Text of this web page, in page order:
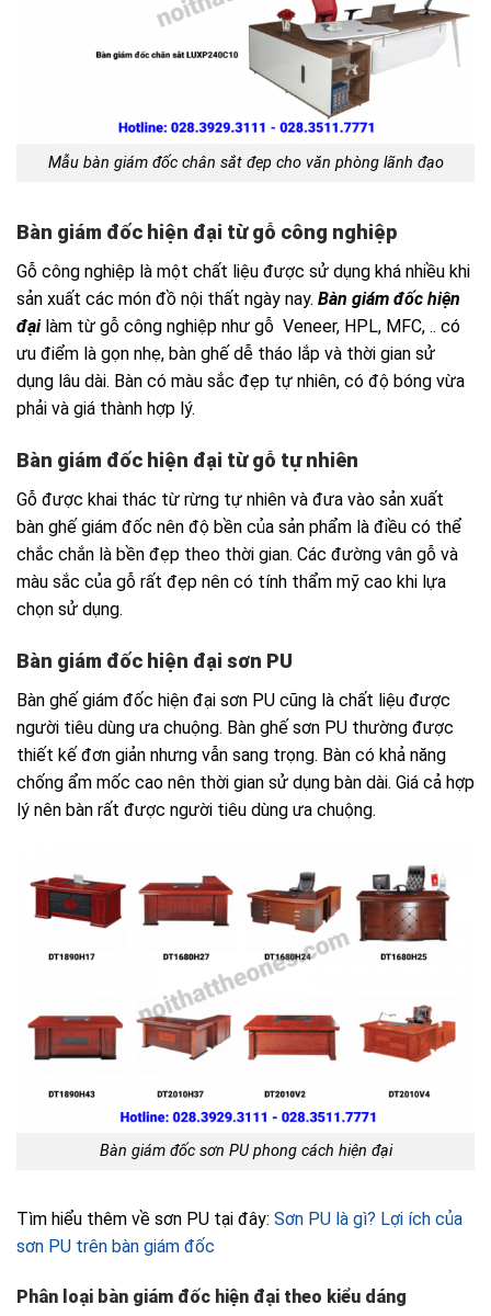
Mẫu bàn giám đốc chân sắt đẹp cho văn phòng lãnh đạo
Bàn giám đốc hiện đại từ gỗ công nghiệp
Gỗ công nghiệp là một chất liệu được sử dụng khá nhiều khi
sản xuất các món đồ nội thất ngày nay. Bàn giám đốc hiện
đạilàm từ gỗ công nghiệp như gỗ Veneer, HPL, MFC, .. có
ưu điểm là gọn nhẹ, bàn ghế dễ tháo lắp và thời gian sử
dụng lâu dài. Bàn có màu sắc đẹp tự nhiên, có độ bóng vừa
phải và giá thành hợp lý.
Bàn giám đốc hiện đại từ gỗ tự nhiên
Gỗ được khai thác từ rừng tự nhiên và đưa vào sản xuất
bàn ghế giám đốc nên độ bền của sản phẩm là điều có thể
chắc chắn là bền đẹp theo thời gian. Các đường vân gỗ và
màu sắc của gỗ rất đẹp nên có tính thẩm mỹ cao khi lựa
chọn sử dụng.
Bàn giám đốc hiện đại sơn PU
Bàn ghế giám đốc hiện đại sơn PU cũng là chất liệu được
người tiêu dùng ưa chuộng. Bàn ghế sơn PU thường được
thiết kế đơn giản nhưng vẫn sang trọng. Bàn có khả năng
chống ẩm mốc cao nên thời gian sử dụng bàn dài. Giá cả hợp
lý nên bàn rất được người tiêu dùng ưa chuộng.
Bàn giám đốc sơn PU phong cách hiện đại
Tìm hiểu thêm về sơn PU tại đây: Sơn PU là gì? Lợi ích của
sơn PU trên bàn giám đốc
Phân loại bàn giám đốc hiện đại theo kiểu dáng